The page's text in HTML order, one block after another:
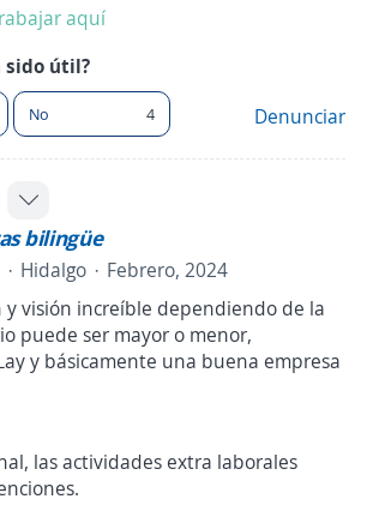
aquí
sido útil?
No 4 Denunciar
bilingüe
Hidalgo
Febrero, 2024
y visión increíble dependiendo de la
puede ser mayor o menor,
y básicamente una buena empresa
las actividades extra laborales